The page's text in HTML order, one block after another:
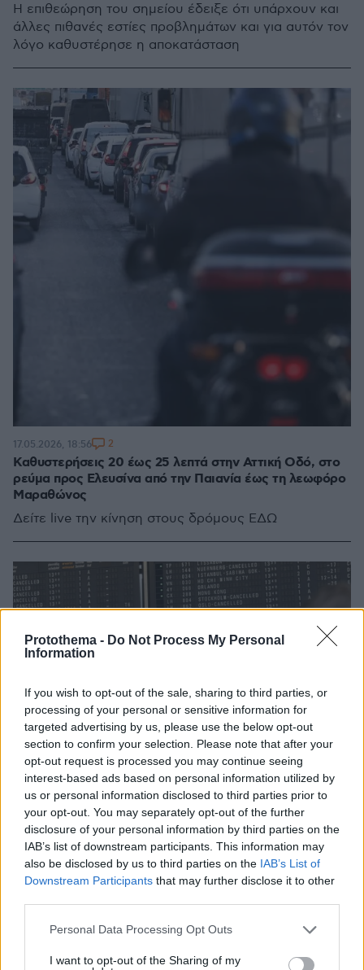
Protothema - Do Not Process My Personal
Information
If you wish to opt-out of the sale, sharing to third parties, or
processing of your personal or sensitive information for
targeted advertising by us, please use the below opt-out
section to confirm your selection. Please note that after your
opt-out request is processed you may continue seeing
interest-based ads based on personal information utilized by
us or personal information disclosed to third parties prior to
your opt-out. You may separately opt-out of the further
disclosure of your personal information by third parties on the
IAB’s list of downstream participants. This information may
also be disclosed by us to third parties on the IAB’s List of
Downstream Participants that may further disclose it to other
Please note that this website/app uses one or more Google
not limited to your visit or usage behaviour. You may click to
Personal Data Processing Opt Outs
I want to opt-out of the Sharing of my
Η επιθεώρηση του σημείου έδειξε ότι υπάρχουν και
άλλες πιθανές εστίες προβλημάτων και για αυτόν τον
λόγο καθυστέρησε η αποκατάσταση
Καθυστερήσεις 20 έως 25 λεπτά στην Αττική Οδό, στο
ρεύμα προς Ελευσίνα από την Παιανία έως τη λεωφόρο
Μαραθώνος
Δείτε live την κίνηση στους δρόμους ΕΔΩ
17.05.2026, 18:56 2
Καθυστερήσεις σε ευρωπαϊκά αεροδρόμια λόγω του